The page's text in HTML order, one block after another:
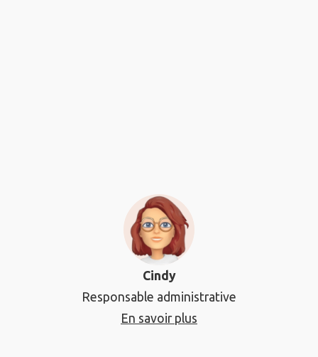
Cindy
Responsable administrative
En savoir plus